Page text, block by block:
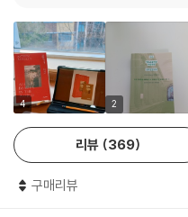
한 ‘기예’에 통달하기로 마음먹은
형적인 인물들을 골라내는 법을 터
개 사는 지역 고등학교의 바람막
건 가장 유명한 작품을 찾아다니
관심은 없지만 보는 눈까지 없는
들을 관람하며 큰 소리로 이렇게
도!”
---「예술가들도 메트에서 길을 잃
그런가 하면 미켈란젤로의 특별
린 소묘를 바라보며 부단한 근면
카사트의 다채로운 그림에서는 ‘
젖어든다. 저자는 이처럼 너무나
순간을 묘사한 거장들의 작품을
적이고 가끔은 지루하며 가끔은
없이 살아가며 고군분투하고, 성
을 찾는 슬픔에 관한 이야기이기
- 워싱턴포스트
“미술관, 그곳에 있는 작품, 그리
내심 있는 관찰자가 들려주는 공
- 뉴욕타임스
4 2
리뷰 369
구매리뷰